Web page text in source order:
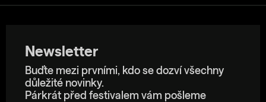
Newsletter
Buďte mezi prvními, kdo se dozví všechny
důležité novinky.
Párkrát před festivalem vám pošleme